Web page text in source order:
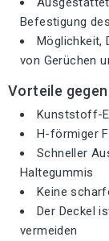
Befestigung
Möglichkeit,
von Gerüchen
Vorteile
Kunststoff-
H-förmiger
Schneller
Haltegummis
Keine
Der Deckel
vermeiden